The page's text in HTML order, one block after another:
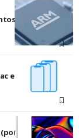
de equipos
en la base de
(por fin)